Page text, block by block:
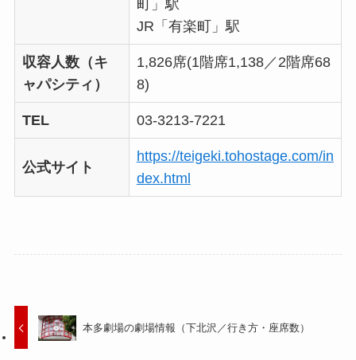
町」駅
JR「有楽町」駅
収容人数（キ
ャパシティ）
1,826席(1階席1,138／2階席68
8)
TEL 03-3213-7221
公式サイト
https://teigeki.tohostage.com/in
dex.html
本多劇場の劇場情報（下北沢／行き方・座席数）